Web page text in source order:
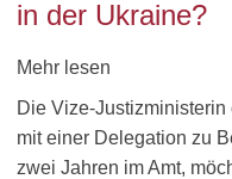
in der Ukraine?
Mehr lesen
Die Vize-
mit einer Delegation zu
zwei Jahren im Amt,